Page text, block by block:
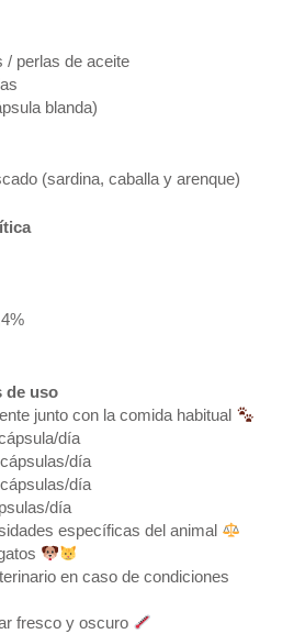
/ perlas de aceite
blanda)
(sardina, caballa y arenque)
de uso
junto con la comida habitual
día
día
día
día
específicas del animal
en caso de condiciones
fresco y oscuro